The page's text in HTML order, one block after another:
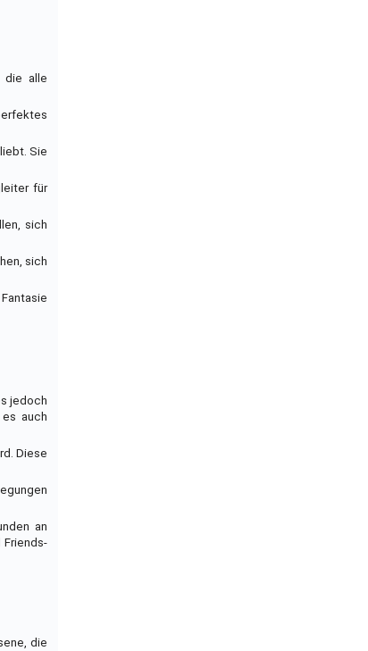
die alle
Sie
für
sich
sich
jedoch
auch
Diese
an
Friends-
die